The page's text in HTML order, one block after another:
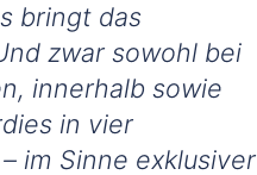
bringt das
zwar sowohl bei
innerhalb sowie
in vier
im Sinne exklusiver